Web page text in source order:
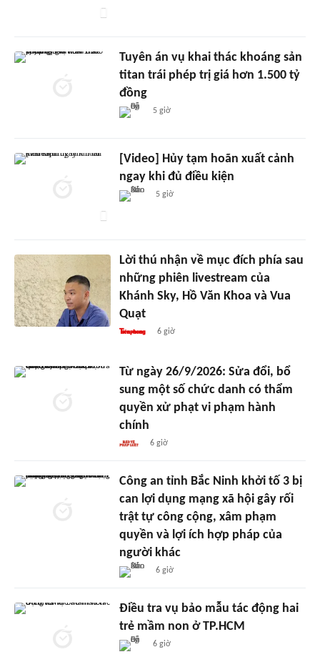
Tuyên án vụ khai thác khoáng sản
titan trái phép trị giá hơn 1.500 tỷ
đồng
5 giờ
[Video] Hủy tạm hoãn xuất cảnh
ngay khi đủ điều kiện
5 giờ
Lời thú nhận về mục đích phía sau
những phiên livestream của
Khánh Sky, Hồ Văn Khoa và Vua
Quạt
6 giờ
Từ ngày 26/9/2026: Sửa đổi, bổ
sung một số chức danh có thẩm
quyền xử phạt vi phạm hành
chính
6 giờ
Công an tỉnh Bắc Ninh khởi tố 3 bị
can lợi dụng mạng xã hội gây rối
trật tự công cộng, xâm phạm
quyền và lợi ích hợp pháp của
người khác
6 giờ
Điều tra vụ bảo mẫu tác động hai
trẻ mầm non ở TP.HCM
6 giờ